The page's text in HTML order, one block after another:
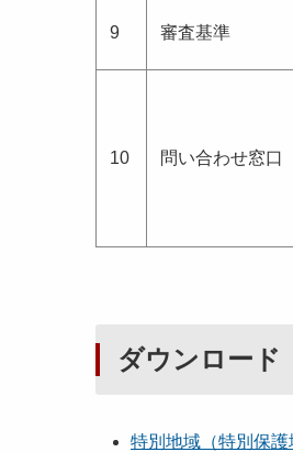
9 審査基準
10 問い合わせ窓口
ダウンロード
特別地域（特別保護